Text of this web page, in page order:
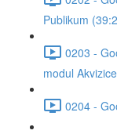
Publikum
0203 -
modul
0204 -